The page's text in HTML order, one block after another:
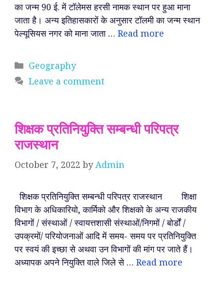
का जन्म 90 ई. में टॉलेमस हरसी नामक स्थान पर हुआ माना
जाता है। अन्य इतिहासकारों के अनुसार टॉलमी का जन्म स्थान
पेल्यूसियस नगर को माना जाता … Read more
Categories
Geography
Leave a comment
शिक्षक प्रतिनियुक्ति सम्बन्धी परिपत्र
राजस्थान
October 7, 2022 byAdmin
शिक्षक प्रतिनियुक्ति सम्बन्धी परिपत्र राजस्थान शिक्षा
विभाग के अधिकारियो, कार्मिको और शिक्षको के अन्य राजकीय
विभागों / संस्थाओं / स्वायत्तशासी संस्थाओं/निगमों / बोर्डों /
उपक्रमों/ परियोजनाओं आदि में समय- समय पर प्रतिनियुक्ति
पर स्वयं की इच्छा से अथवा उन विभागों की मांग पर जाते हैं।
अध्यापक अपने नियुक्ति वाले जिले से … Read more